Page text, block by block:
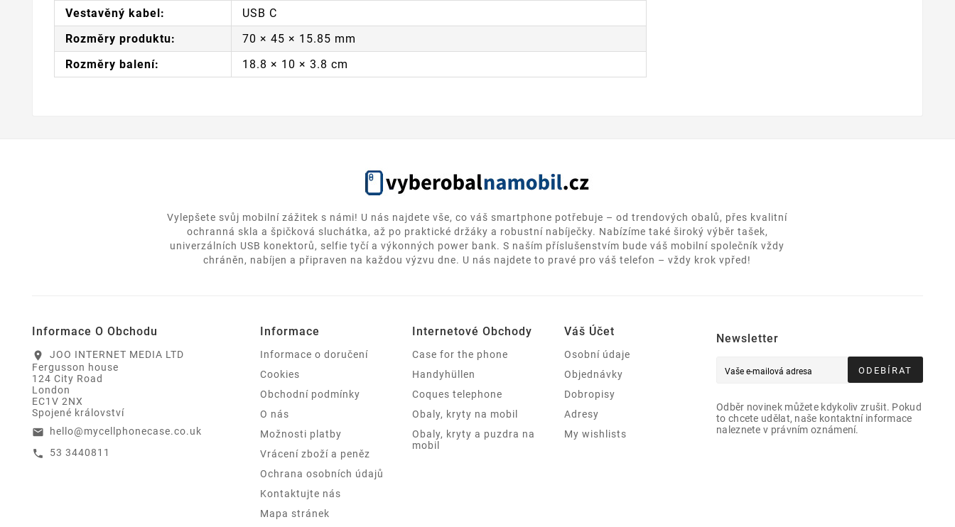
Vestavěný kabel:
USB C
Rozměry produktu:
70 × 45 × 15.85 mm
Rozměry balení:
18.8 × 10 × 3.8 cm
Vylepšete svůj mobilní zážitek s námi! U nás najdete vše, co váš smartphone potřebuje – od trendových obalů, přes kvalitní
ochranná skla a špičková sluchátka, až po praktické držáky a robustní nabíječky. Nabízíme také široký výběr tašek,
univerzálních USB konektorů, selfie tyčí a výkonných power bank. S naším příslušenstvím bude váš mobilní společník vždy
chráněn, nabíjen a připraven na každou výzvu dne. U nás najdete to pravé pro váš telefon – vždy krok vpřed!
Informace O Obchodu
location_on
JOO INTERNET MEDIA LTD
Fergusson house
124 City Road
London
EC1V 2NX
Spojené království
email hello@mycellphonecase.co.uk
call 53 3440811
Informace
Informace o doručení
Cookies
Obchodní podmínky
O nás
Možnosti platby
Vrácení zboží a peněz
Ochrana osobních údajů
Kontaktujte nás
Mapa stránek
Internetové Obchody
Case for the phone
Handyhüllen
Coques telephone
Obaly, kryty na mobil
Obaly, kryty a puzdra na
mobil
Váš Účet
Osobní údaje
Objednávky
Dobropisy
Adresy
My wishlists
Newsletter
ODEBÍRAT
Odběr novinek můžete kdykoliv zrušit. Pokud
to chcete udělat, naše kontaktní informace
naleznete v právním oznámení.